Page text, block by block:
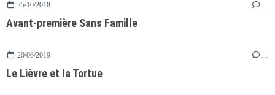
25/10/2018 …
Avant-première Sans Famille
20/06/2019 …
Le Lièvre et la Tortue